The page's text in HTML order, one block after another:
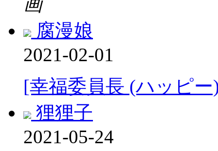
腐漫娘
2021-02-01
[幸福委員長 (ハッピ
狸狸子
2021-05-24